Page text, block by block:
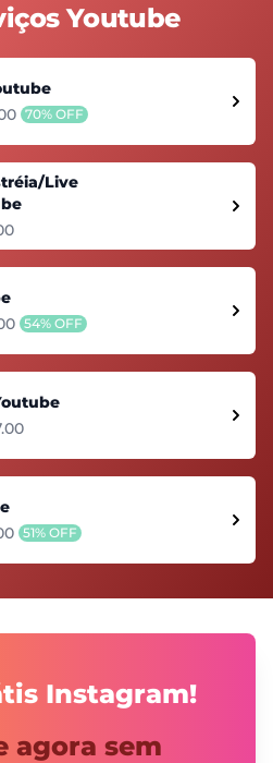
Youtube
70% OFF
Live
54% OFF
51% OFF
Instagram!
agora sem